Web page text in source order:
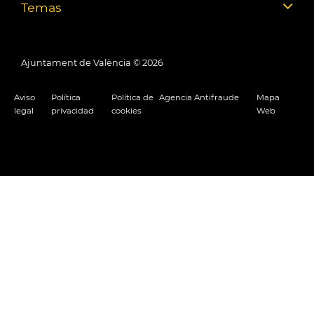
Temas
Ajuntament de València © 2026
Aviso
legal
Política
privacidad
Política de
cookies
Agencia Antifraude
Mapa
Web